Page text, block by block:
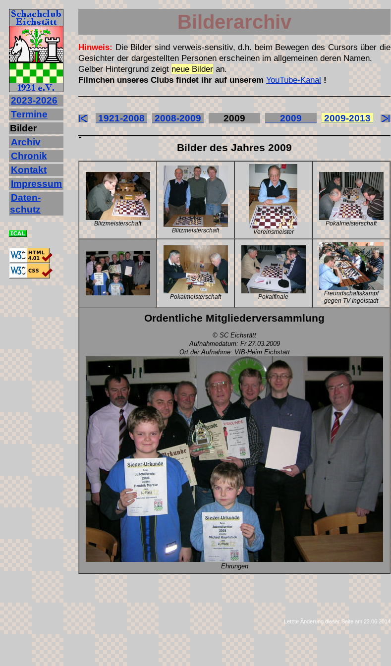
2023‐2026
Termine
Bilder
Archiv
Chronik
Kontakt
Impressum
Daten-
schutz
Bilderarchiv
Hinweis: Die Bilder sind verweis-sensitiv, d.h. beim Bewegen des Cursors über die
Gesichter der dargestellten Personen erscheinen im allgemeinen deren Namen.
Gelber Hintergrund zeigt neue Bilder an.
Filmchen unseres Clubs findet ihr auf unserem YouTube-Kanal !
1921-2008 2008-2009 2009 2009 2009-2013
Bilder des Jahres 2009
Blitzmeisterschaft
Blitzmeisterschaft
Vereinsmeister
Pokalmeisterschaft
Pokalmeisterschaft Pokalfinale
Freundschaftskampf
gegen TV Ingolstadt
Ordentliche Mitgliederversammlung
© SC Eichstätt
Aufnahmedatum: Fr 27.03.2009
Ort der Aufnahme: VfB-Heim Eichstätt
Ehrungen
Letzte Änderung dieser Seite am 22.06.2014